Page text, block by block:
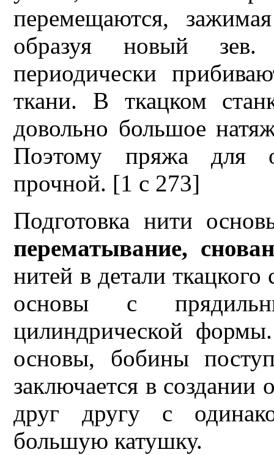
перемещаются,
образуя новый
периодически
ткани. В ткацком
довольно большое
Поэтому пряжа для
прочной. [1 c 273]
Подготовка нити
перематывание,
нитей в детали ткацкого
основы с
цилиндрической
основы, бобины
заключается в создании
друг другу с
большую катушку.